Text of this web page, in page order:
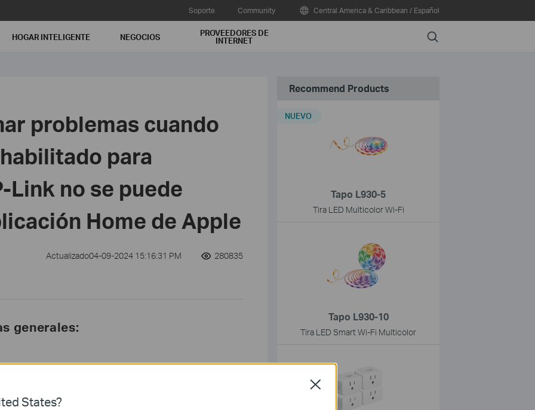
Soporte Community Central America & Caribbean / Español
HOGAR INTELIGENTE NEGOCIOS PROVEEDORES DE
INTERNET Search
problemas cuando
para
Link no se puede
Home de Apple
Actualizado04-09-2024 15:16:31 PM 280835
generales:
aplicación Home:
usuarios de Eero
Recommend Products
Tapo L930-5
Tira LED Multicolor Wi-Fi
NUEVO
Tapo L930-10
Tira LED Smart Wi-Fi Multicolor
States?
Close